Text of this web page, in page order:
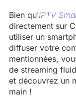
Bien qu’IPTV
directement sur
utiliser un
diffuser votre
mentionnées,
de streaming
et découvrez un
main !